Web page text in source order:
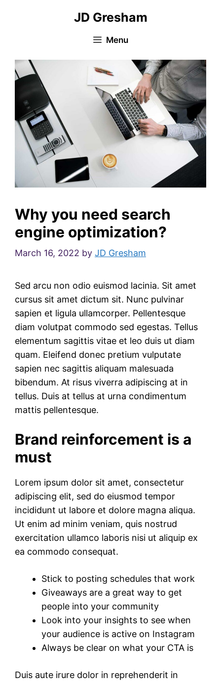
JD Gresham
Menu
Why you need search
engine optimization?
March 16, 2022 by JD Gresham
Sed arcu non odio euismod lacinia. Sit amet
cursus sit amet dictum sit. Nunc pulvinar
sapien et ligula ullamcorper. Pellentesque
diam volutpat commodo sed egestas. Tellus
elementum sagittis vitae et leo duis ut diam
quam. Eleifend donec pretium vulputate
sapien nec sagittis aliquam malesuada
bibendum. At risus viverra adipiscing at in
tellus. Duis at tellus at urna condimentum
mattis pellentesque.
Brand reinforcement is a
must
Lorem ipsum dolor sit amet, consectetur
adipiscing elit, sed do eiusmod tempor
incididunt ut labore et dolore magna aliqua.
Ut enim ad minim veniam, quis nostrud
exercitation ullamco laboris nisi ut aliquip ex
ea commodo consequat.
Stick to posting schedules that work
Giveaways are a great way to get
people into your community
Look into your insights to see when
your audience is active on Instagram
Always be clear on what your CTA is
Duis aute irure dolor in reprehenderit in